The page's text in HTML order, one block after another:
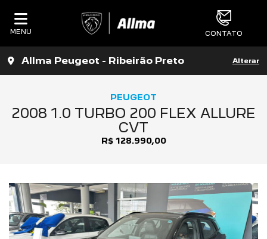
MENU CONTATO
Allma Peugeot - Ribeirão Preto Alterar
PEUGEOT
2008 1.0 TURBO 200 FLEX ALLURE
CVT
R$ 128.990,00